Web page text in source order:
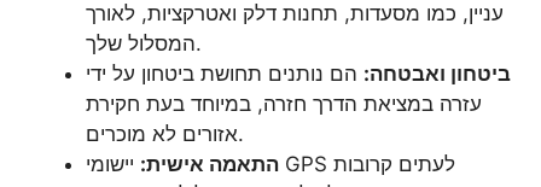
עניין, כמו מסעדות, תחנות דלק ואטרקציות, לאורך
המסלול שלך.
ביטחון ואבטחה: הם נותנים תחושת ביטחון על ידי
עזרה במציאת הדרך חזרה, במיוחד בעת חקירת
אזורים לא מוכרים.
התאמה אישית: יישומי GPS לעתים קרובות